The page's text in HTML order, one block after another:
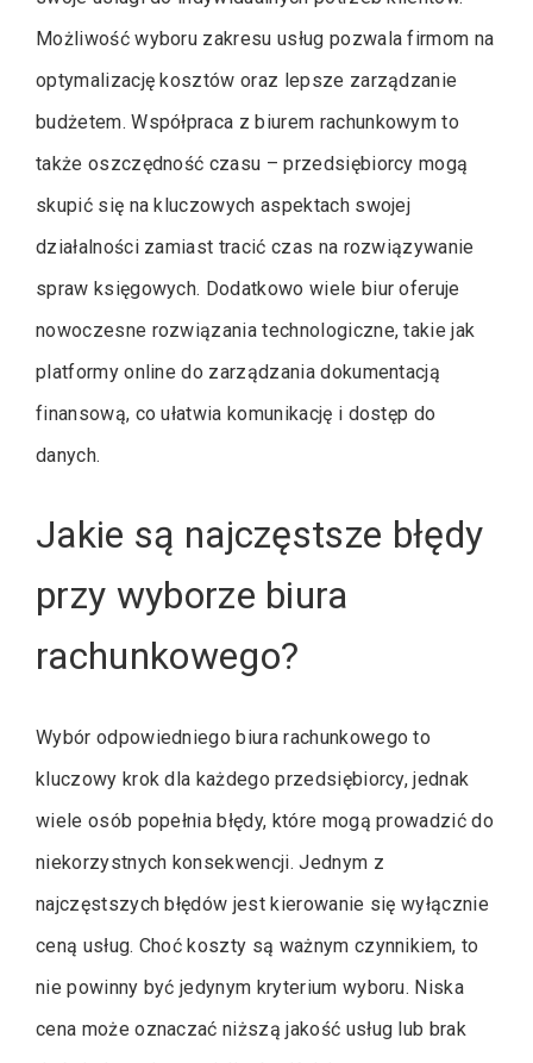
Możliwość wyboru zakresu usług pozwala firmom na
optymalizację kosztów oraz lepsze zarządzanie
budżetem. Współpraca z biurem rachunkowym to
także oszczędność czasu – przedsiębiorcy mogą
skupić się na kluczowych aspektach swojej
działalności zamiast tracić czas na rozwiązywanie
spraw księgowych. Dodatkowo wiele biur oferuje
nowoczesne rozwiązania technologiczne, takie jak
platformy online do zarządzania dokumentacją
finansową, co ułatwia komunikację i dostęp do
danych.
Jakie są najczęstsze błędy
przy wyborze biura
rachunkowego?
Wybór odpowiedniego biura rachunkowego to
kluczowy krok dla każdego przedsiębiorcy, jednak
wiele osób popełnia błędy, które mogą prowadzić do
niekorzystnych konsekwencji. Jednym z
najczęstszych błędów jest kierowanie się wyłącznie
ceną usług. Choć koszty są ważnym czynnikiem, to
nie powinny być jedynym kryterium wyboru. Niska
cena może oznaczać niższą jakość usług lub brak